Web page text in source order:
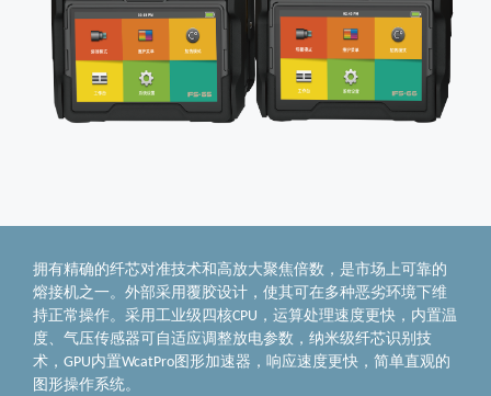
拥有精确的纤芯对准技术和高放大聚焦倍数，是市场上可靠的
熔接机之一。外部采用覆胶设计，使其可在多种恶劣环境下维
持正常操作。采用工业级四核CPU，运算处理速度更快，内置温
度、气压传感器可自适应调整放电参数，纳米级纤芯识别技
术，GPU内置WcatPro图形加速器，响应速度更快，简单直观的
图形操作系统。